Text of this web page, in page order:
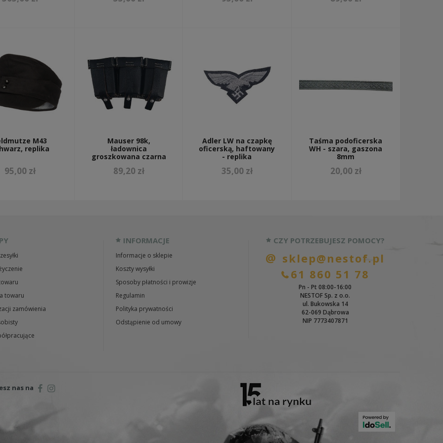
M43
replika
95,00 zł
Mauser 98k,
ładownica
groszkowana czarna
89,20 zł
Adler LW na czapkę
oficerską, haftowany
- replika
35,00 zł
Taśma podoficerska
WH - szara, gaszona
8mm
20,00 zł
towaru
zamówienia
INFORMACJE
Informacje o sklepie
Koszty wysyłki
Sposoby płatności i prowizje
Regulamin
Polityka prywatności
Odstąpienie od umowy
CZY POTRZEBUJESZ POMOCY?
sklep@nestof.pl
61 860 51 78
Pn - Pt 08:00-16:00
NESTOF Sp. z o.o.
ul. Bukowska 14
62-069 Dąbrowa
NIP 7773407871
nas na